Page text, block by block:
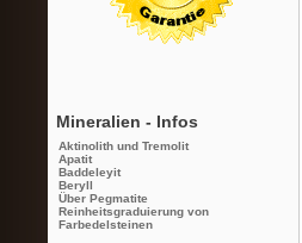
Mineralien - Infos
Aktinolith und Tremolit
Apatit
Baddeleyit
Beryll
Über Pegmatite
Reinheitsgraduierung von
Farbedelsteinen